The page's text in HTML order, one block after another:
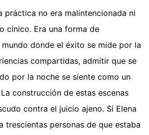
práctica no era malintencionada ni
cínico. Era una forma de
donde el éxito se mide por la
compartidas, admitir que se
por la noche se siente como un
construcción de estas escenas
contra el juicio ajeno. Si Elena
trescientas personas de que estaba